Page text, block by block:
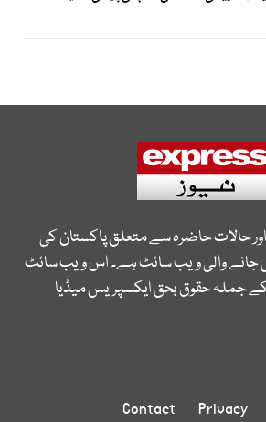
حالات حاضرہ سے متعلق پاکستان کی
والی ویب سائٹ ہے۔ اس ویب سائٹ
کے جملہ حقوق بحق ایکسپریس میڈیا
Privacy
Contact